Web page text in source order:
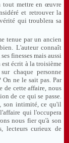
tout mettre en œuvre
et retrouver la
qui troublera sa
tenue par un ancien
L'auteur connaît
finesses mais aussi
écrit à la troisième
chaque personne
On ne le sait pas. Par
de cette affaire, nous
de ce qui se passe.
son intimité, ce qu'il
qui l'occupera
nous fier qu'à son
lecteurs curieux de